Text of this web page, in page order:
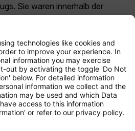
Sie waren innerhalb der
und sind
aktuell. Bei den für die
Tarifen handelt es
Zero, unsere restriktivste
hierfür zusätzliche Gebühren
oder für andere optionale
gelten dieAllgemeinen
.